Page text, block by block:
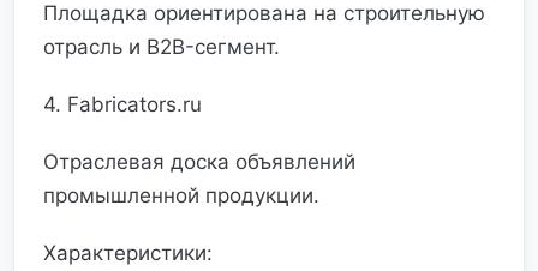
Площадка ориентирована на строительную
отрасль и B2B-сегмент.
4. Fabricators.ru
Отраслевая доска объявлений
промышленной продукции.
Характеристики: